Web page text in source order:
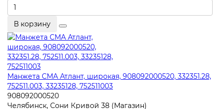
В корзину
Манжета СМА Атлант, широкая, 908092000520, 332351.28,
752511.003, 33235128, 752511003
908092000520
Челябинск, Сони Кривой 38 (Магазин)